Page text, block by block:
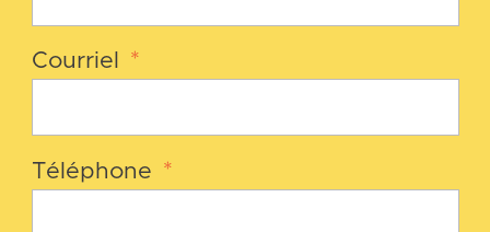
Courriel *
Téléphone *